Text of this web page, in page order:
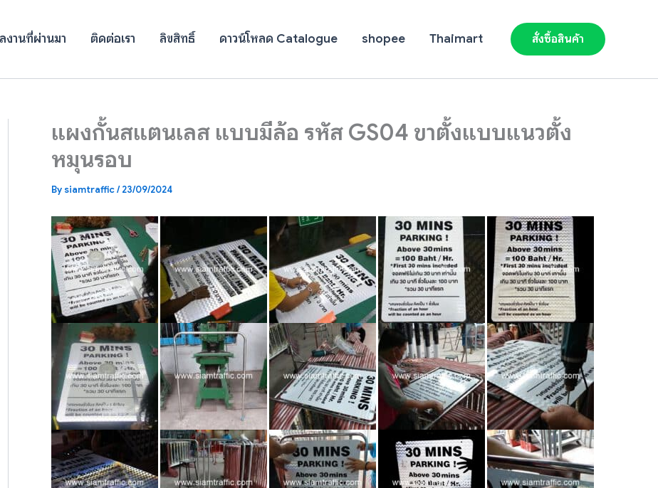
งานที่ผ่านมา ติดต่อเรา ลิขสิทธิ์ ดาวน์โหลด Catalogue shopee Thaimart สั่งซื้อสินค้า
แผงกั้นสแตนเลส แบบมีล้อ รหัส GS04 ขาตั้งแบบแนวตั้ง
หมุนรอบ
By siamtraffic/23/09/2024